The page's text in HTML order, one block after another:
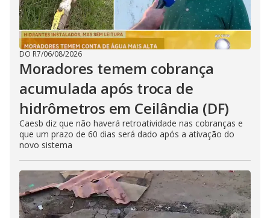
DO R7/06/08/2026
Moradores temem cobrança
acumulada após troca de
hidrômetros em Ceilândia (DF)
Caesb diz que não haverá retroatividade nas cobranças e
que um prazo de 60 dias será dado após a ativação do
novo sistema